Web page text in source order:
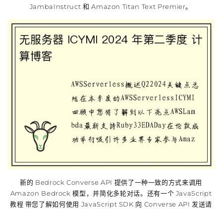
JambaInstruct 和 Amazon Titan Text Premier。
新的 Bedrock Converse API 提供了一种一致的方式来调用
Amazon Bedrock 模型，并简化多轮对话。还有一个 JavaScript
教程 带您了解如何使用 JavaScript SDK 向 Converse API 发送请